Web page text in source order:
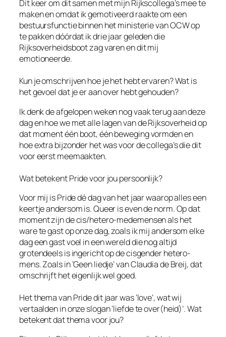
Dit keer om dit samen met mijn Rijkscollega’s mee te
maken en omdat ik gemotiveerd raakte om een
bestuursfunctie binnen het ministerie van OCW op
te pakken dóórdat ik drie jaar geleden die
Rijksoverheidsboot zag varen en dit mij
emotioneerde.
Kun je omschrijven hoe je het hebt ervaren? Wat is
het gevoel dat je er aan over hebt gehouden?
Ik denk de afgelopen weken nog vaak terug aan deze
dag en hoe we met alle lagen van de Rijksoverheid op
dat moment één boot, één beweging vormden en
hoe extra bijzonder het was voor de collega’s die dit
voor eerst meemaakten.
Wat betekent Pride voor jou persoonlijk?
Voor mij is Pride dé dag van het jaar waarop alles een
keertje andersom is. Queer is even de norm. Op dat
moment zijn de cis/hetero-medemensen als het
ware te gast op onze dag, zoals ik mij andersom elke
dag een gast voel in een wereld die nog altijd
grotendeels is ingericht op de cisgender hetero-
mens. Zoals in ‘Geen liedje’ van Claudia de Breij, dat
omschrijft het eigenlijk wel goed.
Het thema van Pride dit jaar was ‘love’, wat wij
vertaalden in onze slogan ‘liefde te over(heid)’. Wat
betekent dat thema voor jou?